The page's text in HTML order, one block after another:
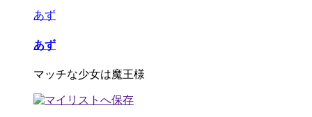
あず
あず
マッチな少女は魔王様